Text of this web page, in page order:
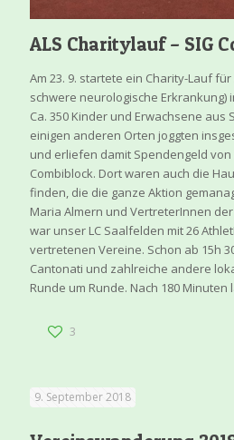
ALS Charitylauf – SIG
Am 23. 9. startete ein Charity-Lauf für
schwere neurologische Erkrankung)
Ca. 350 Kinder und Erwachsene aus
einigen anderen Orten joggten
und erliefen damit Spendengeld von
Combiblock. Dort waren auch die
finden, die die ganze Aktion
Maria Almern und VertreterInnen
war unser LC Saalfelden mit 26
vertretenen Vereine. Schon ab 15h
Cantonati und zahlreiche andere
Runde um Runde. Nach 180
3
9. September 2018